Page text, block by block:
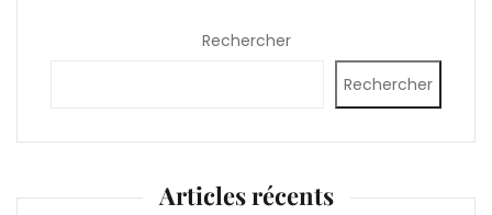
Rechercher
Rechercher
Articles récents